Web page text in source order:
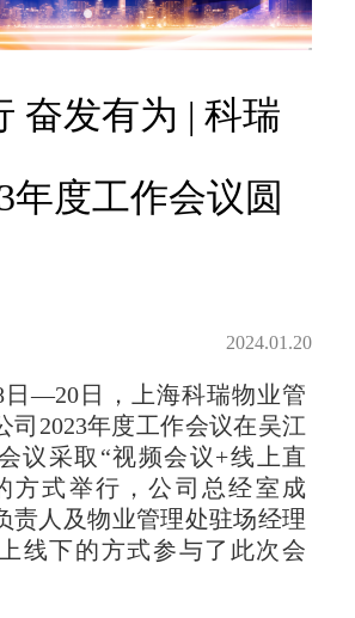
奋发有为 | 科瑞
年度工作会议圆
2024.01.20
日—20日，上海科瑞物业管
司2023年度工作会议在吴江
议采取“视频会议+线上直
方式举行，公司总经室成
责人及物业管理处驻场经理
线下的方式参与了此次会